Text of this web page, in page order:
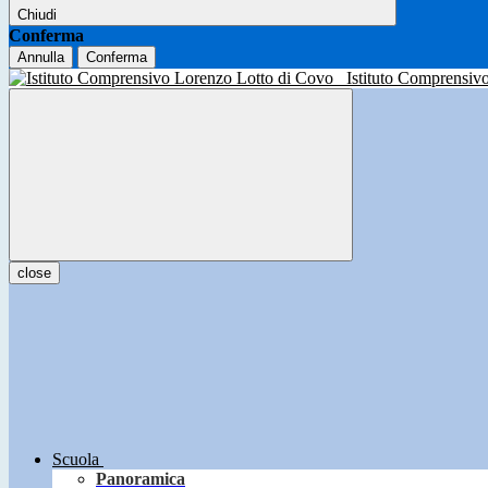
Chiudi
Conferma
Annulla Conferma
Istituto
close
Scuola
Panoramica